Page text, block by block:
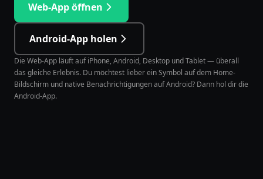
Web-App öffnen
Android-App holen
Die Web-App läuft auf iPhone, Android, Desktop und Tablet — überall
das gleiche Erlebnis. Du möchtest lieber ein Symbol auf dem Home-
Bildschirm und native Benachrichtigungen auf Android? Dann hol dir die
Android-App.